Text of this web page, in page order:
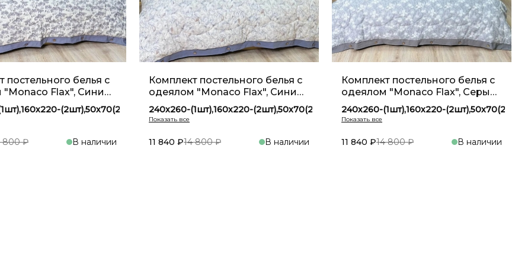
постельного белья с
Flax", Синий
(2шт),50х70(2шт)
800 ₽
В наличии
Комплект постельного белья с
одеялом "Monaco Flax", Синий
YM 11
240х260-(1шт),160х220-(2шт),50х70(2шт)
240х260-(1шт),200х230-(1шт),50х70(2шт)
11 840 ₽14 800 ₽ В наличии
Комплект постельного белья с
одеялом "Monaco Flax", Серый
YM 10
240х260-(1шт),160х220-(2шт),50х70(2шт)
240х260-(1шт),200х230-(1шт),50х70(2шт)
11 840 ₽14 800 ₽ В наличии